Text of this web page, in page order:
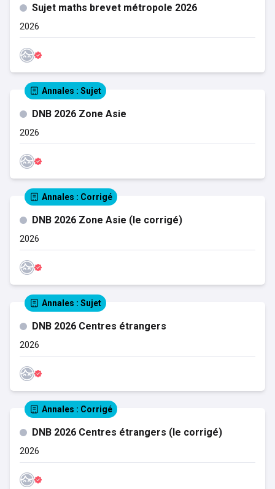
Sujet maths brevet métropole 2026
2026
Annales : Sujet
DNB 2026 Zone Asie
2026
Annales : Corrigé
DNB 2026 Zone Asie (le corrigé)
2026
Annales : Sujet
DNB 2026 Centres étrangers
2026
Annales : Corrigé
DNB 2026 Centres étrangers (le corrigé)
2026